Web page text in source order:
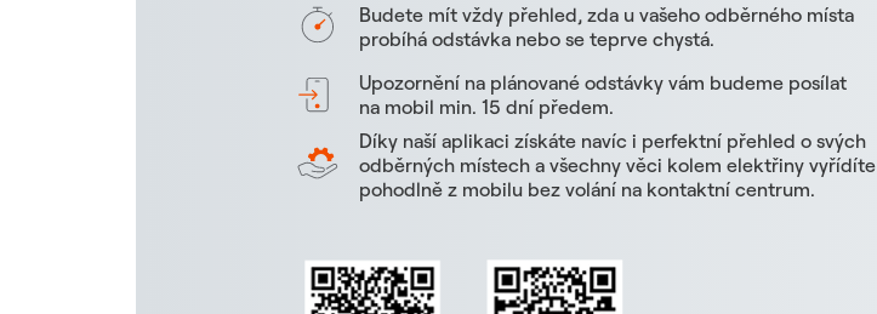
Budete mít vždy přehled, zda u vašeho odběrného místa
probíhá odstávka nebo se teprve chystá.
Upozornění na plánované odstávky vám budeme posílat
na mobil min. 15 dní předem.
Díky naší aplikaci získáte navíc i perfektní přehled o svých
odběrných místech a všechny věci kolem elektřiny vyřídíte
pohodlně z mobilu bez volání na kontaktní centrum.